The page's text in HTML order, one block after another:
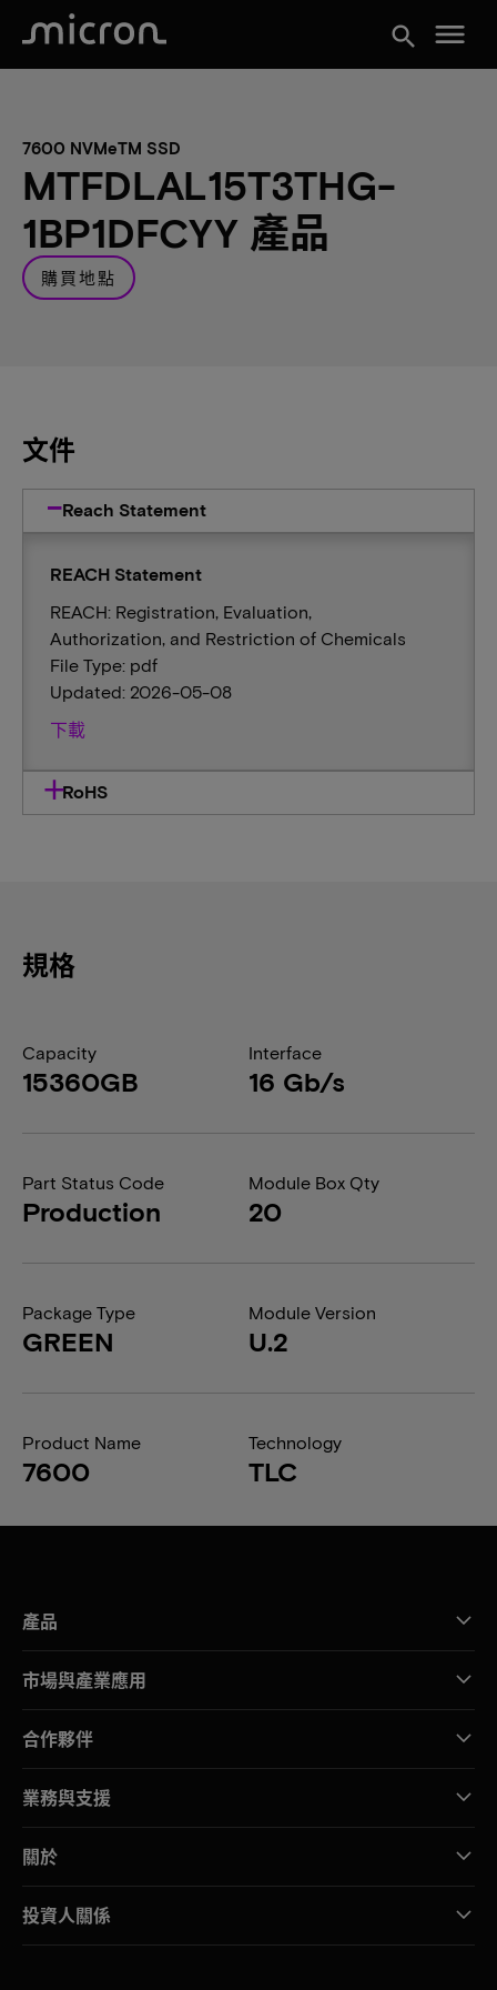
search menu
7600 NVMeTM SSD
MTFDLAL15T3THG-
1BP1DFCYY 產品
購買地點
文件
Reach Statement
REACH Statement
REACH: Registration, Evaluation,
Authorization, and Restriction of Chemicals
File Type: pdf
Updated: 2026-05-08
下載
RoHS
規格
Capacity
15360GB
Interface
16 Gb/s
Part Status Code
Production
Module Box Qty
20
Package Type
GREEN
Module Version
U.2
Product Name
7600
Technology
TLC
產品
市場與產業應用
合作夥伴
業務與支援
關於
投資人關係